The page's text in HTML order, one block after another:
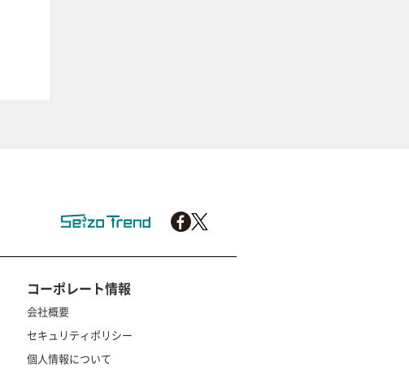
コーポレート情報
会社概要
セキュリティポリシー
個人情報について